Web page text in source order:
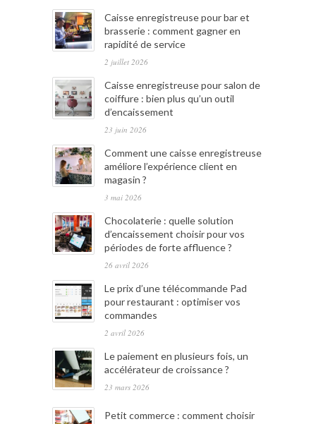
Caisse enregistreuse pour bar et
brasserie : comment gagner en
rapidité de service
2 juillet 2026
Caisse enregistreuse pour salon de
coiffure : bien plus qu’un outil
d’encaissement
23 juin 2026
Comment une caisse enregistreuse
améliore l’expérience client en
magasin ?
3 mai 2026
Chocolaterie : quelle solution
d’encaissement choisir pour vos
périodes de forte affluence ?
26 avril 2026
Le prix d’une télécommande Pad
pour restaurant : optimiser vos
commandes
2 avril 2026
Le paiement en plusieurs fois, un
accélérateur de croissance ?
23 mars 2026
Petit commerce : comment choisir